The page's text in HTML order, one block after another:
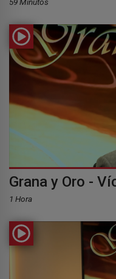
59 Minutos
Grana y Oro -
1 Hora